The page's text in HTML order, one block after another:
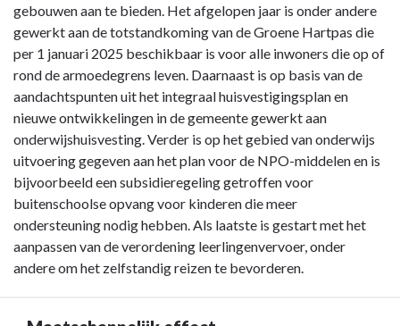
Kansrijk
Woerden
Wat
heeft
Woerden
met
deze
opgave
bereikt?
gebouwen aan te bieden. Het afgelopen jaar is onder andere
gewerkt aan de totstandkoming van de Groene Hartpas die
per 1 januari 2025 beschikbaar is voor alle inwoners die op of
rond de armoedegrens leven. Daarnaast is op basis van de
aandachtspunten uit het integraal huisvestigingsplan en
nieuwe ontwikkelingen in de gemeente gewerkt aan
onderwijshuisvesting. Verder is op het gebied van onderwijs
uitvoering gegeven aan het plan voor de NPO-middelen en is
bijvoorbeeld een subsidieregeling getroffen voor
buitenschoolse opvang voor kinderen die meer
ondersteuning nodig hebben. Als laatste is gestart met het
aanpassen van de verordening leerlingenvervoer, onder
andere om het zelfstandig reizen te bevorderen.